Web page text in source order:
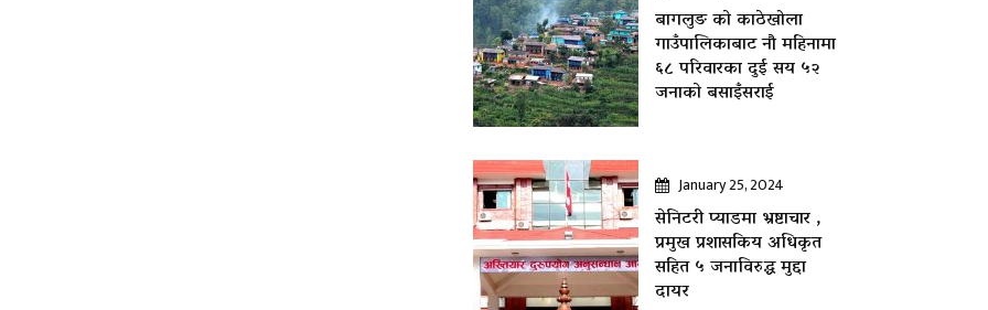
बागलुङ काे काठेखोला
गाउँपालिकाबाट नौ महिनामा
६८ परिवारका दुई सय ५२
जनाकाे बसाइँसराई
January 25, 2024
सेनिटरी प्याडमा भ्रष्टाचार ,
प्रमुख प्रशासकिय अधिकृत
सहित ५ जनाविरुद्ध मुद्दा
दायर